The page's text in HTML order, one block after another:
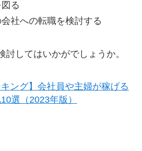
る
社への転職を検討する
討してはいかがでしょうか。
キング】会社員や主婦が稼げる
選（2023年版）